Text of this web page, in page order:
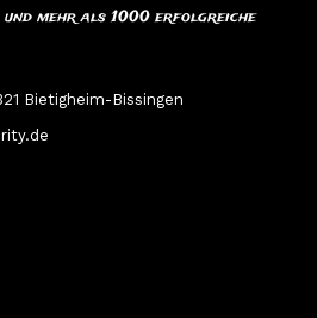
mehr als 1000 erfolgreiche
Bietigheim-Bissingen